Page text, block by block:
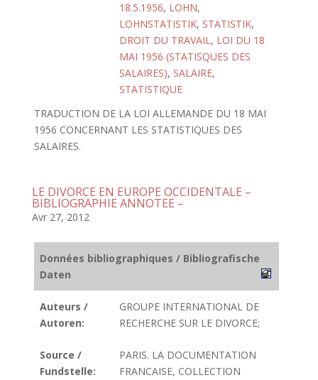
18.5.1956, LOHN,
LOHNSTATISTIK, STATISTIK,
DROIT DU TRAVAIL, LOI DU 18
MAI 1956 (STATISQUES DES
SALAIRES), SALAIRE,
STATISTIQUE
TRADUCTION DE LA LOI ALLEMANDE DU 18 MAI
1956 CONCERNANT LES STATISTIQUES DES
SALAIRES.
LE DIVORCE EN EUROPE OCCIDENTALE –
BIBLIOGRAPHIE ANNOTEE –
Avr 27, 2012
Données bibliographiques / Bibliografische
Daten
Auteurs /
Autoren:
GROUPE INTERNATIONAL DE
RECHERCHE SUR LE DIVORCE;
Source /
Fundstelle:
PARIS. LA DOCUMENTATION
FRANCAISE, COLLECTION